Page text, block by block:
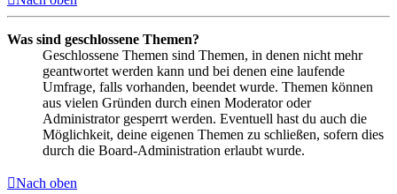
Was sind geschlossene Themen?
Geschlossene Themen sind Themen, in denen nicht mehr
geantwortet werden kann und bei denen eine laufende
Umfrage, falls vorhanden, beendet wurde. Themen können
aus vielen Gründen durch einen Moderator oder
Administrator gesperrt werden. Eventuell hast du auch die
Möglichkeit, deine eigenen Themen zu schließen, sofern dies
durch die Board-Administration erlaubt wurde.
Nach oben